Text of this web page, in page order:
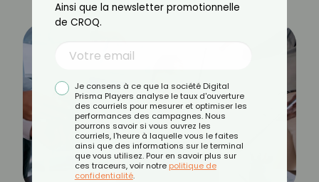
Ainsi que la newsletter promotionnelle
de CROQ.
Je consens à ce que la société Digital
Prisma Players analyse le taux d'ouverture
des courriels pour mesurer et optimiser les
performances des campagnes. Nous
pourrons savoir si vous ouvrez les
courriels, l'heure à laquelle vous le faites
ainsi que des informations sur le terminal
que vous utilisez. Pour en savoir plus sur
ces traceurs, voir notre politique de
confidentialité.